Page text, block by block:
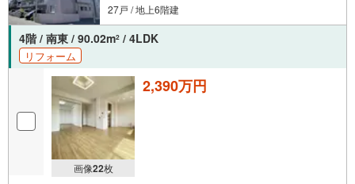
27戸 / 地上6階建
4階 / 南東 / 90.02m2 / 4LDK
リフォーム
画像22枚
2,390万円